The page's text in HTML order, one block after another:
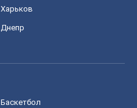
Харьков
Днепр
Баскетбол